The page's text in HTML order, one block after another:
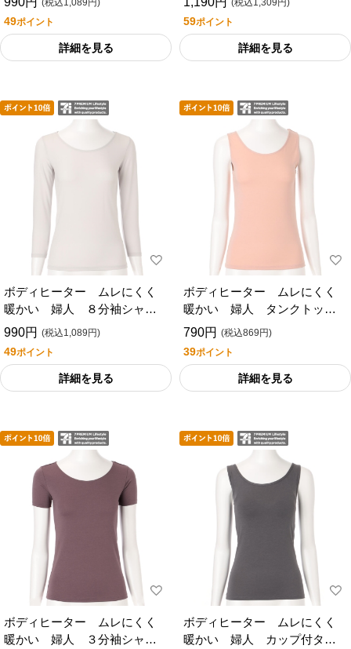
(税込1,089円)
49ポイント
詳細を見る
(税込1,309円)
59ポイント
詳細を見る
ボディヒーター ムレにくく
暖かい 婦人 ８分袖シャツ
／セブンプレミアムライフス
990円 (税込1,089円)
49ポイント
詳細を見る
ボディヒーター ムレにくく
暖かい 婦人 タンクトップ
／セブンプレミアムライフス
790円 (税込869円)
39ポイント
詳細を見る
ボディヒーター ムレにくく
暖かい 婦人 ３分袖シャツ
ボディヒーター ムレにくく
暖かい 婦人 カップ付タン